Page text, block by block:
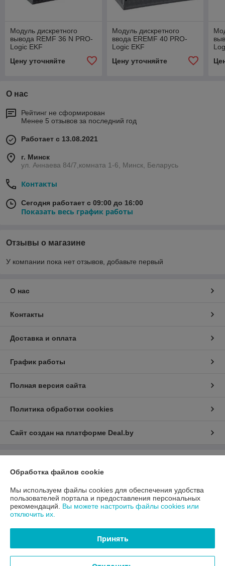
Модуль дискретного
вывода REMF 36 N PRO-
Logic EKF
Цену уточняйте
Модуль дискретного
ввода EREMF 40 PRO-
Logic EKF
Цену уточняйте
О нас
Рейтинг не сформирован
Менее 5 отзывов за последний год
Работает с 13.08.2021
г. Минск
ул. Аннаева 84/7,комната 1-6, Минск, Беларусь
Контакты
Сегодня работает с 09:00 до 16:00
Показать весь график работы
Отзывы о магазине
У компании пока нет отзывов, добавьте первый
О нас
Контакты
Доставка и оплата
График работы
Полная версия сайта
Политика обработки cookies
Сайт создан на платформе Deal.by
220037, г. Минск, ул. Аннаева 84/7,комната 1-6
Регистрационный номер ЕГР: 193597061
Регистрационный орган: Мингорисполком
Обработка файлов cookie
Мы используем файлы cookies для обеспечения удобства
пользователей портала и предоставления персональных
рекомендаций. Вы можете настроить файлы cookies или
отключить их.
Принять